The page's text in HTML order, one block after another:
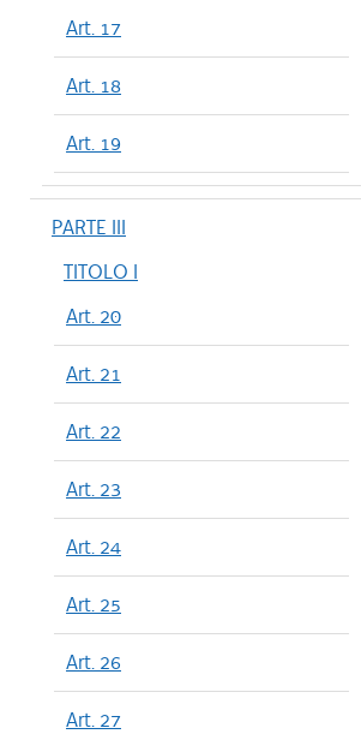
Art. 17
Art. 18
Art. 19
PARTE III
TITOLO I
Art. 20
Art. 21
Art. 22
Art. 23
Art. 24
Art. 25
Art. 26
Art. 27